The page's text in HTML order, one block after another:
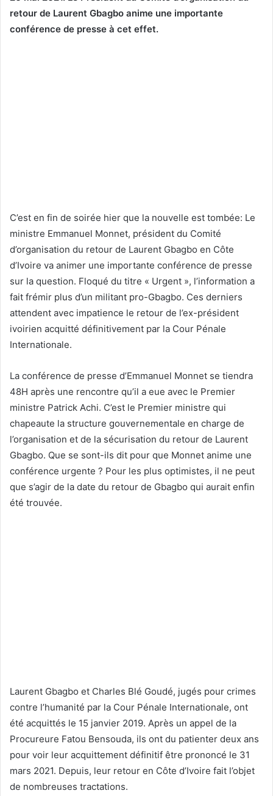
retour de Laurent Gbagbo anime une importante
conférence de presse à cet effet.
C’est en fin de soirée hier que la nouvelle est tombée: Le
ministre Emmanuel Monnet, président du Comité
d’organisation du retour de Laurent Gbagbo en Côte
d’Ivoire va animer une importante conférence de presse
sur la question. Floqué du titre « Urgent », l’information a
fait frémir plus d’un militant pro-Gbagbo. Ces derniers
attendent avec impatience le retour de l’ex-président
ivoirien acquitté définitivement par la Cour Pénale
Internationale.
La conférence de presse d’Emmanuel Monnet se tiendra
48H après une rencontre qu’il a eue avec le Premier
ministre Patrick Achi. C’est le Premier ministre qui
chapeaute la structure gouvernementale en charge de
l’organisation et de la sécurisation du retour de Laurent
Gbagbo. Que se sont-ils dit pour que Monnet anime une
conférence urgente ? Pour les plus optimistes, il ne peut
que s’agir de la date du retour de Gbagbo qui aurait enfin
été trouvée.
Laurent Gbagbo et Charles Blé Goudé, jugés pour crimes
contre l’humanité par la Cour Pénale Internationale, ont
été acquittés le 15 janvier 2019. Après un appel de la
Procureure Fatou Bensouda, ils ont du patienter deux ans
pour voir leur acquittement définitif être prononcé le 31
mars 2021. Depuis, leur retour en Côte d’Ivoire fait l’objet
de nombreuses tractations.